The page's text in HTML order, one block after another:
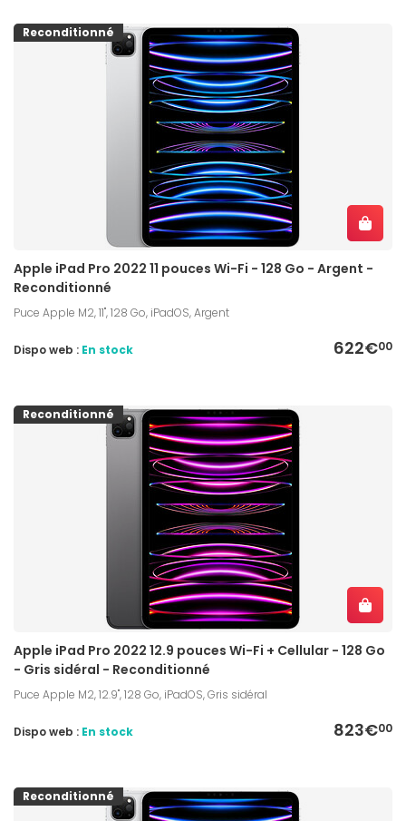
Reconditionné
Apple iPad Pro 2022 11 pouces Wi-Fi - 128 Go - Argent -
Reconditionné
Puce Apple M2, 11", 128 Go, iPadOS, Argent
622€00
Dispo web : En stock
Reconditionné
Apple iPad Pro 2022 12.9 pouces Wi-Fi + Cellular - 128 Go
- Gris sidéral - Reconditionné
Puce Apple M2, 12.9", 128 Go, iPadOS, Gris sidéral
823€00
Dispo web : En stock
Reconditionné